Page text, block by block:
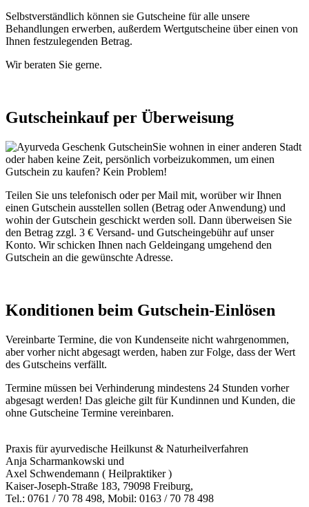
Selbstverständlich können sie Gutscheine für alle unsere
Behandlungen erwerben, außerdem Wertgutscheine über einen von
Ihnen festzulegenden Betrag.
Wir beraten Sie gerne.
Gutscheinkauf per Überweisung
Sie wohnen in einer anderen Stadt
oder haben keine Zeit, persönlich vorbeizukommen, um einen
Gutschein zu kaufen? Kein Problem!
Teilen Sie uns telefonisch oder per Mail mit, worüber wir Ihnen
einen Gutschein ausstellen sollen (Betrag oder Anwendung) und
wohin der Gutschein geschickt werden soll. Dann überweisen Sie
den Betrag zzgl. 3 € Versand- und Gutscheingebühr auf unser
Konto. Wir schicken Ihnen nach Geldeingang umgehend den
Gutschein an die gewünschte Adresse.
Konditionen beim Gutschein-Einlösen
Vereinbarte Termine, die von Kundenseite nicht wahrgenommen,
aber vorher nicht abgesagt werden, haben zur Folge, dass der Wert
des Gutscheins verfällt.
Termine müssen bei Verhinderung mindestens 24 Stunden vorher
abgesagt werden! Das gleiche gilt für Kundinnen und Kunden, die
ohne Gutscheine Termine vereinbaren.
Praxis für ayurvedische Heilkunst & Naturheilverfahren
Anja Scharmankowski und
Axel Schwendemann ( Heilpraktiker )
Kaiser-Joseph-Straße 183, 79098 Freiburg,
Tel.: 0761 / 70 78 498, Mobil: 0163 / 70 78 498